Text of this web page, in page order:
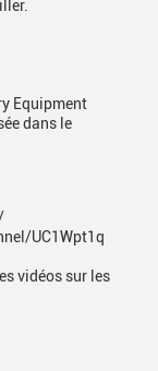
Equipment
dans le
UC1Wpt1q
vidéos sur les